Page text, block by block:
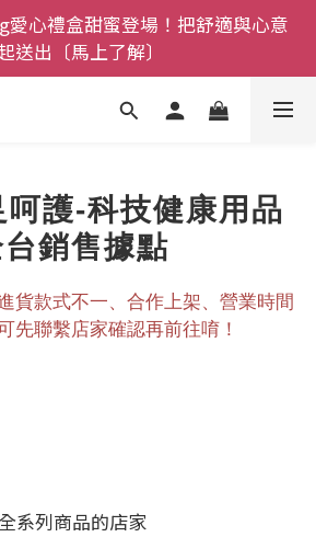
８折起｜滿額再送新品-悠哉斑馬
襪〔立即了解〕
愛心禮盒甜蜜登場！把舒適與心意
送出〔馬上了解〕
舒適送進爸爸的每一天，日夜呵護
次備好〔馬上了解〕
襪〔立即了解〕
護-科技健康用品
銷售據點
貨款式不一、合作上架、營業時間
先聯繫店家確認再前往唷！
系列商品的店家